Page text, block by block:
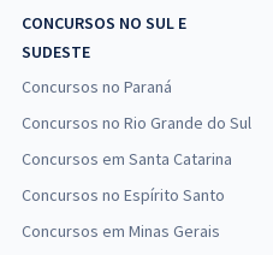
CONCURSOS NO SUL E
SUDESTE
Concursos no Paraná
Concursos no Rio Grande do Sul
Concursos em Santa Catarina
Concursos no Espírito Santo
Concursos em Minas Gerais